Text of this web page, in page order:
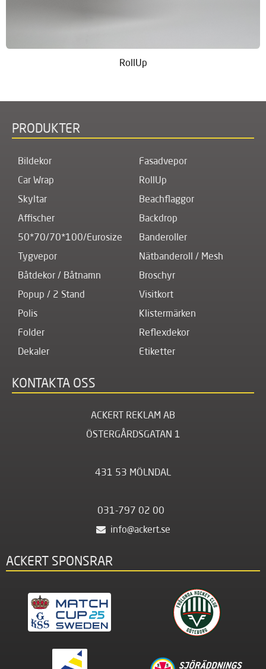
RollUp
PRODUKTER
Bildekor
Fasadvepor
Car Wrap
RollUp
Skyltar
Beachflaggor
Affischer
Backdrop
50*70/70*100/Eurosize
Banderoller
Tygvepor
Nätbanderoll / Mesh
Båtdekor / Båtnamn
Broschyr
Popup / 2 Stand
Visitkort
Polis
Klistermärken
Folder
Reflexdekor
Dekaler
Etiketter
KONTAKTA OSS
ACKERT REKLAM AB
ÖSTERGÅRDSGATAN 1
431 53 MÖLNDAL
031-797 02 00
info@ackert.se
ACKERT SPONSRAR